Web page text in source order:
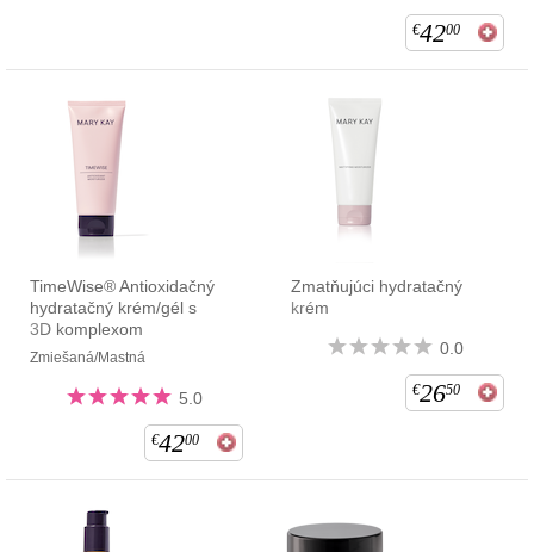
€4200
TimeWise® Antioxidačný
hydratačný krém/gél s
3D komplexom
Zmiešaná/Mastná
5.0
€4200
Zmatňujúci hydratačný
krém
0.0
€2650